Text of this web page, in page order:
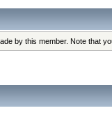
by this member. Note that